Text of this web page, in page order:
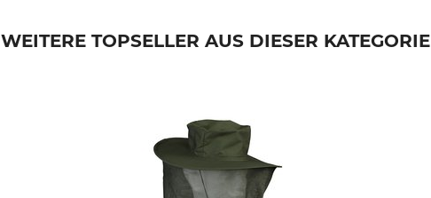
WEITERE TOPSELLER AUS DIESER KATEGORIE